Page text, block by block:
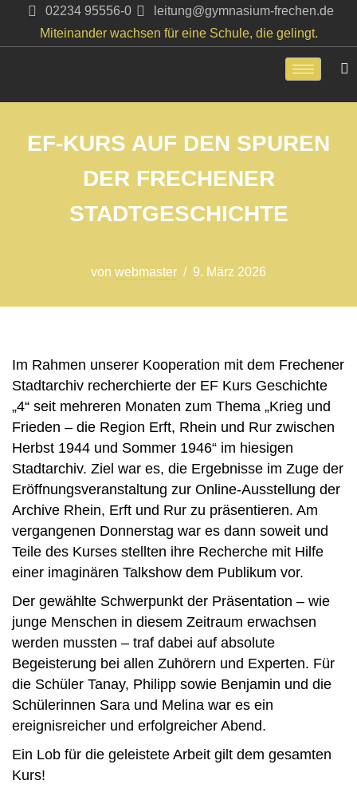
Zum
02234 95556-0
leitung@gymnasium-frechen.de
Miteinander wachsen für eine Schule, die gelingt.
EF-KURS AUF DEN SPUREN
DER FRECHENER
STADTGESCHICHTE
von webmaster 9. März 2026
Im Rahmen unserer Kooperation mit dem Frechener
Stadtarchiv recherchierte der EF Kurs Geschichte
„4“ seit mehreren Monaten zum Thema „Krieg und
Frieden – die Region Erft, Rhein und Rur zwischen
Herbst 1944 und Sommer 1946“ im hiesigen
Stadtarchiv. Ziel war es, die Ergebnisse im Zuge der
Eröffnungsveranstaltung zur Online-Ausstellung der
Archive Rhein, Erft und Rur zu präsentieren. Am
vergangenen Donnerstag war es dann soweit und
Teile des Kurses stellten ihre Recherche mit Hilfe
einer imaginären Talkshow dem Publikum vor.
Der gewählte Schwerpunkt der Präsentation – wie
junge Menschen in diesem Zeitraum erwachsen
werden mussten – traf dabei auf absolute
Begeisterung bei allen Zuhörern und Experten. Für
die Schüler Tanay, Philipp sowie Benjamin und die
Schülerinnen Sara und Melina war es ein
ereignisreicher und erfolgreicher Abend.
Ein Lob für die geleistete Arbeit gilt dem gesamten
Kurs!